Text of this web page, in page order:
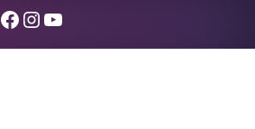
Facebook
Instagram
YouTube